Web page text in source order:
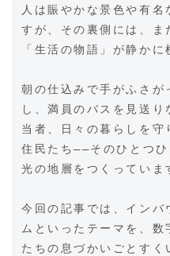
人は賑やかな景色や有名
すが、その裏側には、ま
「生活の物語」が静かに
朝の仕込みで手がふさが
し、満員のバスを見送
当者、日々の暮らしを守
住民たち――そのひとつ
光の地層をつくっていま
今回の記事では、インバ
ムといったテーマを、数
たちの息づかいごとすく